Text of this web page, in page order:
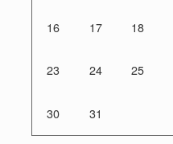
16 17 18
23 24 25
30 31